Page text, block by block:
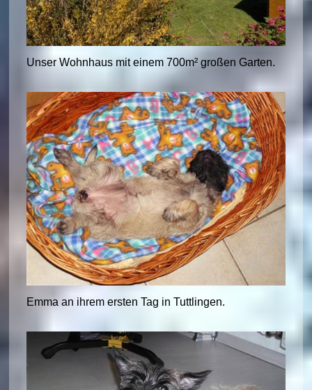
Unser Wohnhaus mit einem 700m² großen Garten.
Emma an ihrem ersten Tag in Tuttlingen.